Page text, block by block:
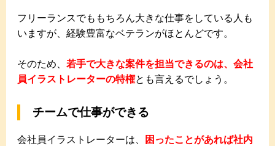
フリーランスでももちろん大きな仕事をしている人も
いますが、経験豊富なベテランがほとんどです。
そのため、 若手で大きな案件を担当できるのは、会社
員イラストレーターの特権とも言えるでしょう。
チームで仕事ができる
会社員イラストレーターは、
困ったことがあれば社内